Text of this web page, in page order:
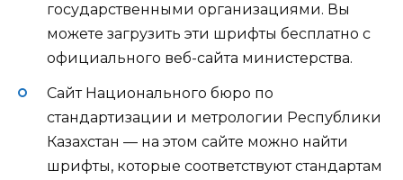
государственными организациями. Вы
можете загрузить эти шрифты бесплатно с
официального веб-сайта министерства.
Сайт Национального бюро по
стандартизации и метрологии Республики
Казахстан — на этом сайте можно найти
шрифты, которые соответствуют стандартам